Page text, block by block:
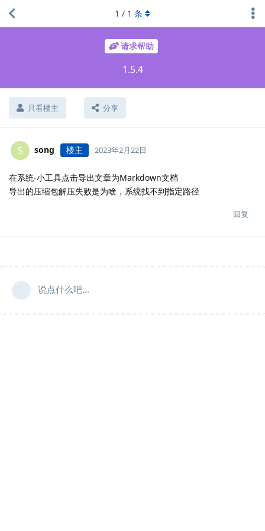
请求帮助
1.5.4
只看楼主 分享
1 / 1 条
S song 楼主 2023年2月22日
在系统-小工具点击导出文章为Markdown文档
导出的压缩包解压失败是为啥，系统找不到指定路径
回复
说点什么吧...